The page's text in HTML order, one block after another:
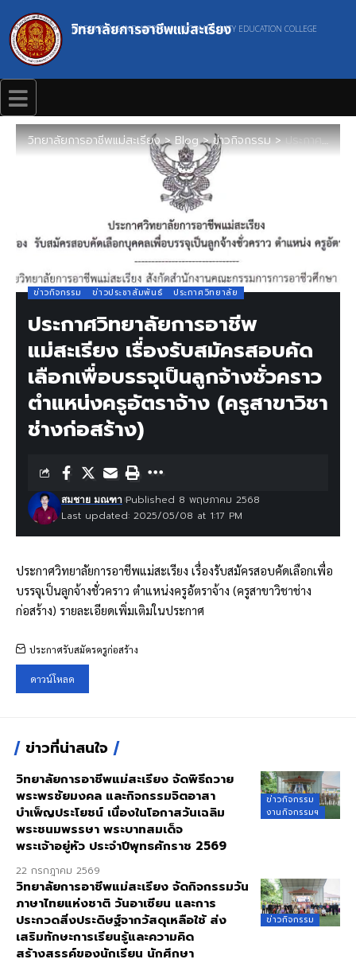
วิทยาลัยการอาชีพแม่สะเรียง
MAESARIANG INDUSTRIAL AND COMMUNITY EDUCATION COLLEGE
วิทยาลัยการอาชีพแม่สะเรียง>Blog>ข่าวกิจกรรม>ประกาศวิทยาลัยการอาชีพแม่สะเรียง เรื่องรับสมัครสอบคัดเลือกเพื่อบรรจุเป็นลูกจ้างชั่วคราว ตำแหน่งครูอัตราจ้าง (ครูสาขาวิชาช่างก่อสร้าง)
ข่าวกิจกรรม ข่าวประชาสัมพันธ์ ประกาศวิทยาลัย
ประกาศวิทยาลัยการอาชีพ
แม่สะเรียง เรื่องรับสมัครสอบคัด
เลือกเพื่อบรรจุเป็นลูกจ้างชั่วคราว
ตำแหน่งครูอัตราจ้าง (ครูสาขาวิชา
ช่างก่อสร้าง)
Last updated: 2025/05/08 at 1:17 PM
สมชาย มณฑา Published 8 พฤษภาคม 2568
ประกาศวิทยาลัยการอาชีพแม่สะเรียง เรื่องรับสมัครสอบคัดเลือกเพื่อ
บรรจุเป็นลูกจ้างชั่วคราว ตำแหน่งครูอัตราจ้าง (ครูสาขาวิชาช่าง
ก่อสร้าง) รายละเอียดเพิ่มเติมในประกาศ
ประกาศรับสมัครครูก่อสร้าง
ดาวน์โหลด
ข่าวที่น่าสนใจ
ข่าวกิจกรรม
งานกิจกรรมฯ
วิทยาลัยการอาชีพแม่สะเรียง จัดพิธีถวาย
พระพรชัยมงคล และกิจกรรมจิตอาสา
บำเพ็ญประโยชน์ เนื่องในโอกาสวันเฉลิม
พระชนมพรรษา พระบาทสมเด็จ
พระเจ้าอยู่หัว ประจำปีพุทธศักราช 2569
22 กรกฎาคม 2569
ข่าวกิจกรรม
วิทยาลัยการอาชีพแม่สะเรียง จัดกิจกรรมวัน
ภาษาไทยแห่งชาติ วันอาเซียน และการ
ประกวดสิ่งประดิษฐ์จากวัสดุเหลือใช้ ส่ง
เสริมทักษะการเรียนรู้และความคิด
สร้างสรรค์ของนักเรียน นักศึกษา